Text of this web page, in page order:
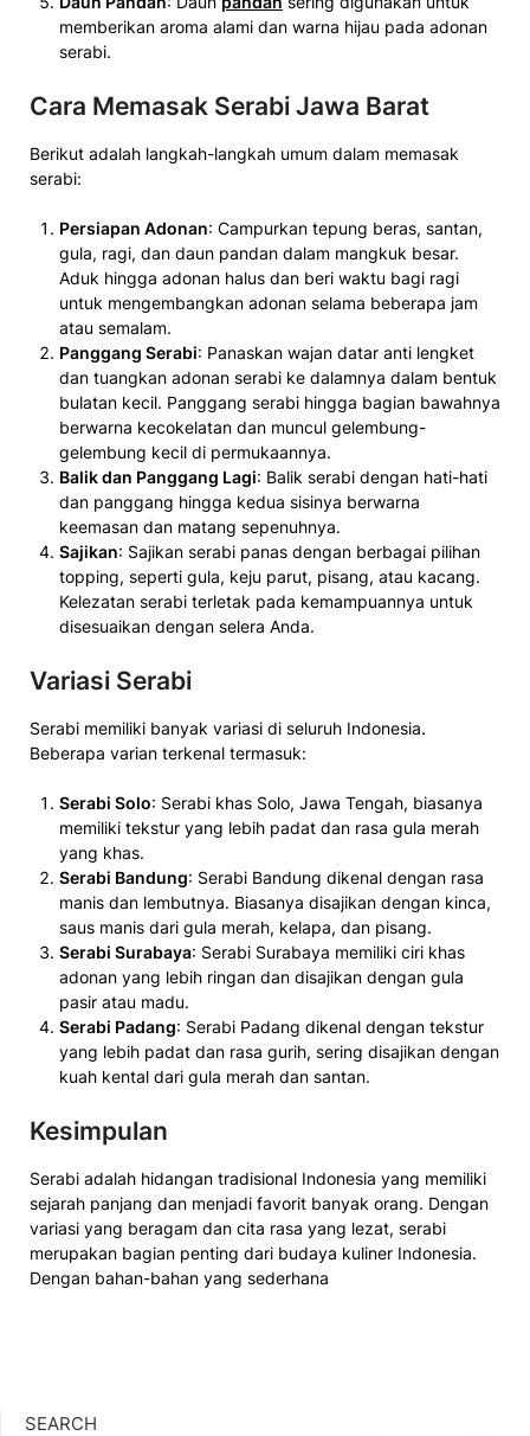
memberikan aroma alami dan warna hijau pada adonan
serabi.
Cara Memasak Serabi Jawa Barat
Berikut adalah langkah-langkah umum dalam memasak
serabi:
Persiapan Adonan: Campurkan tepung beras, santan,
gula, ragi, dan daun pandan dalam mangkuk besar.
Aduk hingga adonan halus dan beri waktu bagi ragi
untuk mengembangkan adonan selama beberapa jam
atau semalam.
Panggang Serabi: Panaskan wajan datar anti lengket
dan tuangkan adonan serabi ke dalamnya dalam bentuk
bulatan kecil. Panggang serabi hingga bagian bawahnya
berwarna kecokelatan dan muncul gelembung-
gelembung kecil di permukaannya.
Balik dan Panggang Lagi: Balik serabi dengan hati-hati
dan panggang hingga kedua sisinya berwarna
keemasan dan matang sepenuhnya.
Sajikan: Sajikan serabi panas dengan berbagai pilihan
topping, seperti gula, keju parut, pisang, atau kacang.
Kelezatan serabi terletak pada kemampuannya untuk
disesuaikan dengan selera Anda.
Variasi Serabi
Serabi memiliki banyak variasi di seluruh Indonesia.
Beberapa varian terkenal termasuk:
Serabi Solo: Serabi khas Solo, Jawa Tengah, biasanya
memiliki tekstur yang lebih padat dan rasa gula merah
yang khas.
Serabi Bandung: Serabi Bandung dikenal dengan rasa
manis dan lembutnya. Biasanya disajikan dengan kinca,
saus manis dari gula merah, kelapa, dan pisang.
Serabi Surabaya: Serabi Surabaya memiliki ciri khas
adonan yang lebih ringan dan disajikan dengan gula
pasir atau madu.
Serabi Padang: Serabi Padang dikenal dengan tekstur
yang lebih padat dan rasa gurih, sering disajikan dengan
kuah kental dari gula merah dan santan.
Kesimpulan
Serabi adalah hidangan tradisional Indonesia yang memiliki
sejarah panjang dan menjadi favorit banyak orang. Dengan
variasi yang beragam dan cita rasa yang lezat, serabi
merupakan bagian penting dari budaya kuliner Indonesia.
Dengan bahan-bahan yang sederhana
SEARCH